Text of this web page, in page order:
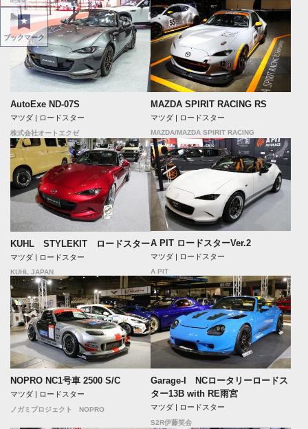
AutoExe ND-07S
マツダ | ロードスター
株式会社オートエクゼ
MAZDA SPIRIT RACING RS
マツダ | ロードスター
MAZDA/MAZDA SPIRIT RACING
KUHL STYLEKIT ロードスター
マツダ | ロードスター
KUHL JAPAN
A PIT ロードスターVer.2
マツダ | ロードスター
A PIT
NOPRO NC1号車 2500 S/C
マツダ | ロードスター
ノガミプロジェクト NOPRO
Garage-I NCロータリーロードス
ター13B with RE雨宮
マツダ | ロードスター
S2R伊藤笑会
ブックマーク